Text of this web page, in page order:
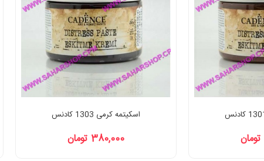
اسکیتمه کرمی 1303 کادنس
380,000 تومان